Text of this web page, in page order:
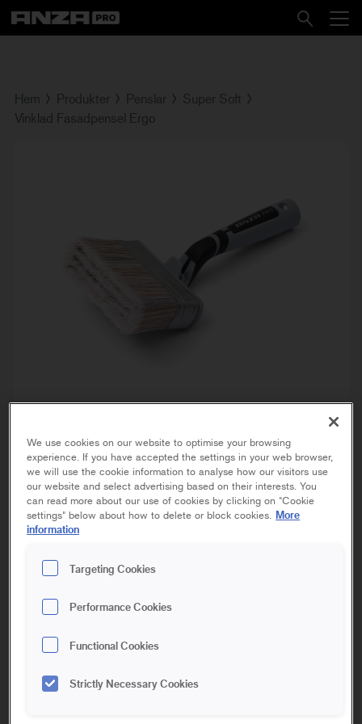
Hem Produkter Penslar
Super Soft
Vinklad Fasadpensel Ergo
SUPERSOFT
VINKLAD FASADPENSEL ERGO
kapacitet och passar särskilt för dig som vill ha en mjukare
We use cookies on our website to optimise your browsing
experience. If you have accepted the settings in your web browser,
we will use the cookie information to analyse how our visitors use
our website and select advertising based on their interests. You
can read more about our use of cookies by clicking on "Cookie
settings" below about how to delete or block cookies. More
information
Targeting Cookies
Performance Cookies
Functional Cookies
Strictly Necessary Cookies